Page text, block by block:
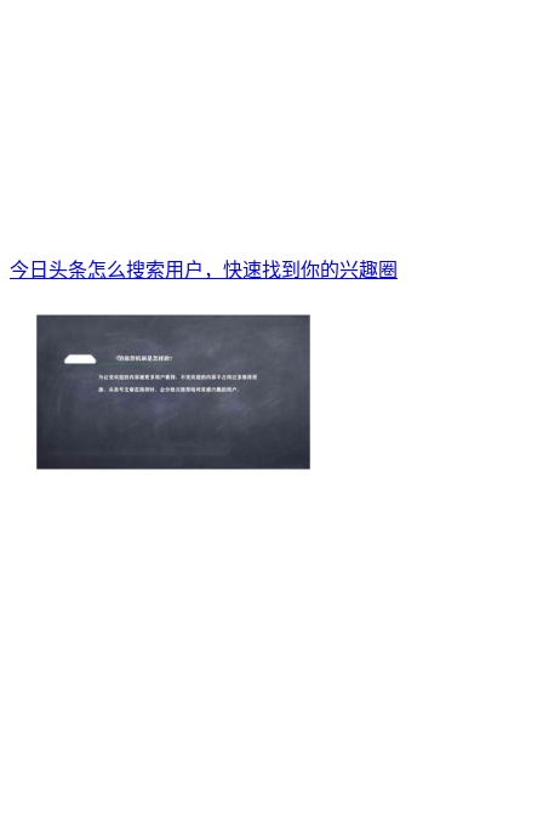
今日头条怎么搜索用户，快速找到你的兴趣圈